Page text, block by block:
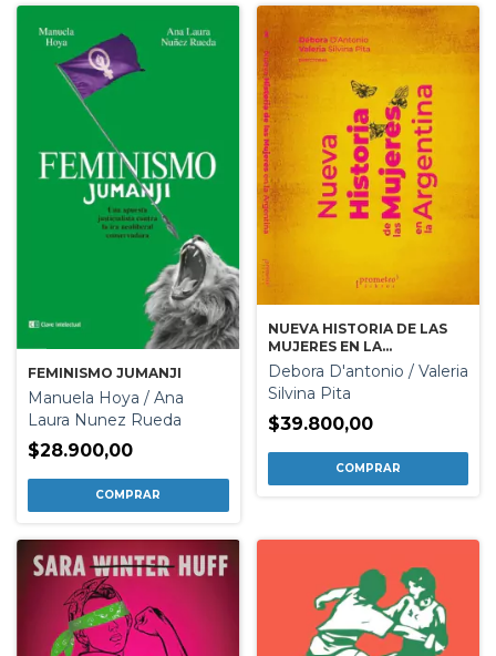
FEMINISMO JUMANJI
Manuela Hoya / Ana
Laura Nunez Rueda
$28.900,00
NUEVA HISTORIA DE LAS
MUJERES EN LA
ARGENTINA VOL 2
Debora D'antonio / Valeria
Silvina Pita
$39.800,00